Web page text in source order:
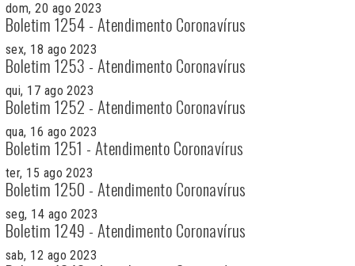
dom, 20 ago 2023
Boletim 1254 - Atendimento Coronavírus
sex, 18 ago 2023
Boletim 1253 - Atendimento Coronavírus
qui, 17 ago 2023
Boletim 1252 - Atendimento Coronavírus
qua, 16 ago 2023
Boletim 1251 - Atendimento Coronavírus
ter, 15 ago 2023
Boletim 1250 - Atendimento Coronavírus
seg, 14 ago 2023
Boletim 1249 - Atendimento Coronavírus
sab, 12 ago 2023